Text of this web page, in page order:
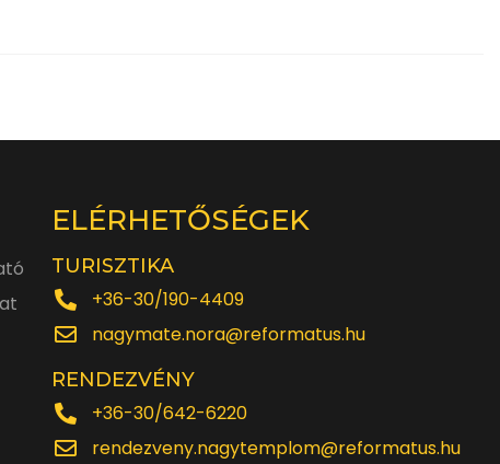
ELÉRHETŐSÉGEK
TURISZTIKA
+36-30/190-4409
nagymate.nora@reformatus.hu
RENDEZVÉNY
+36-30/642-6220
rendezveny.nagytemplom@reformatus.hu